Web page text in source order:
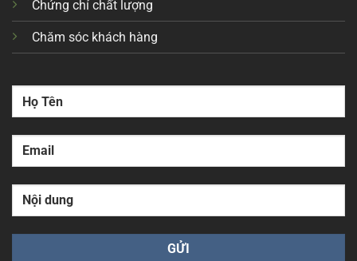
Chứng chỉ chất lượng
Chăm sóc khách hàng